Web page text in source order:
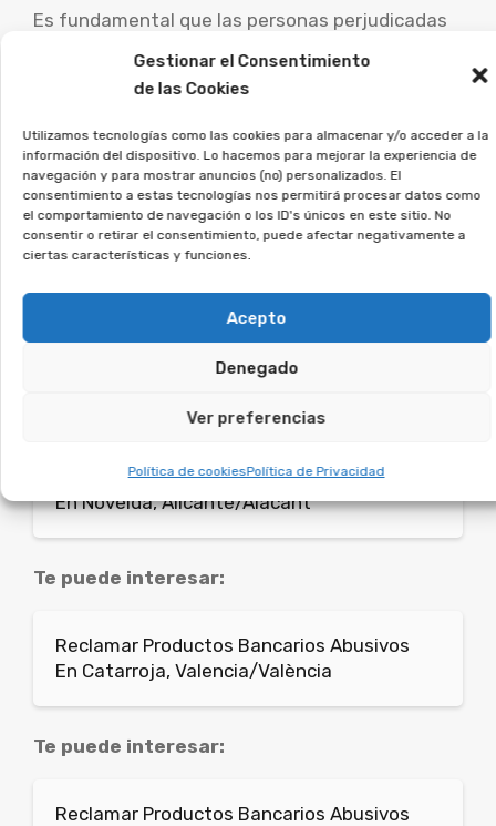
Gestionar el Consentimiento
de las Cookies
Utilizamos tecnologías como las cookies para almacenar y/o acceder a la
información del dispositivo. Lo hacemos para mejorar la experiencia de
navegación y para mostrar anuncios (no) personalizados. El
consentimiento a estas tecnologías nos permitirá procesar datos como
el comportamiento de navegación o los ID's únicos en este sitio. No
consentir o retirar el consentimiento, puede afectar negativamente a
ciertas características y funciones.
Acepto
Denegado
Ver preferencias
Política de cookiesPolítica de Privacidad
Es fundamental que las personas perjudicadas
por este tipo de contratos busquen
asesoramiento legal especializado para analizar
demanda.
En Afeban trabajamos para los
consumidores a recuperar su
dinero.
Si crees que puedes estar afectado, únete a la
asociación, y analizaremos tu caso.
Te puede interesar:
Reclamar Productos Bancarios Abusivos
En Novelda, Alicante/Alacant
Te puede interesar:
Reclamar Productos Bancarios Abusivos
En Catarroja, Valencia/València
Te puede interesar:
Reclamar Productos Bancarios Abusivos